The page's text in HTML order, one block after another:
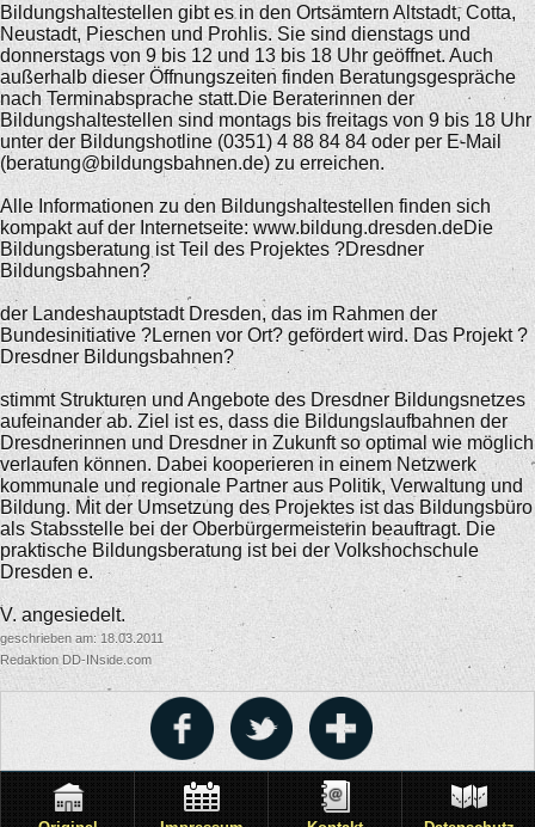
Bildungshaltestellen gibt es in den Ortsämtern Altstadt, Cotta,
Neustadt, Pieschen und Prohlis. Sie sind dienstags und
donnerstags von 9 bis 12 und 13 bis 18 Uhr geöffnet. Auch
außerhalb dieser Öffnungszeiten finden Beratungsgespräche
nach Terminabsprache statt.Die Beraterinnen der
Bildungshaltestellen sind montags bis freitags von 9 bis 18 Uhr
unter der Bildungshotline (0351) 4 88 84 84 oder per E-Mail
(beratung@bildungsbahnen.de) zu erreichen.
Alle Informationen zu den Bildungshaltestellen finden sich
kompakt auf der Internetseite: www.bildung.dresden.deDie
Bildungsberatung ist Teil des Projektes ?Dresdner
Bildungsbahnen?
der Landeshauptstadt Dresden, das im Rahmen der
Bundesinitiative ?Lernen vor Ort? gefördert wird. Das Projekt ?
Dresdner Bildungsbahnen?
stimmt Strukturen und Angebote des Dresdner Bildungsnetzes
aufeinander ab. Ziel ist es, dass die Bildungslaufbahnen der
Dresdnerinnen und Dresdner in Zukunft so optimal wie möglich
verlaufen können. Dabei kooperieren in einem Netzwerk
kommunale und regionale Partner aus Politik, Verwaltung und
Bildung. Mit der Umsetzung des Projektes ist das Bildungsbüro
als Stabsstelle bei der Oberbürgermeisterin beauftragt. Die
praktische Bildungsberatung ist bei der Volkshochschule
Dresden e.
V. angesiedelt.
geschrieben am: 18.03.2011
Redaktion DD-INside.com